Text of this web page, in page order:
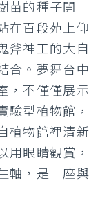
苗的種子開
在百段苑上仰
斧神工的大自
合。夢舞台中
，不僅僅展示
驗型植物館，
植物館裡清新
用眼睛觀賞，
軸，是一座與